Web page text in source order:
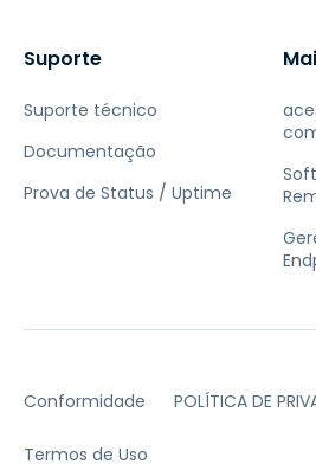
Suporte
Suporte técnico
Documentação
Prova de Status / Uptime
Conformidade POLÍTICA DE
Termos de Uso